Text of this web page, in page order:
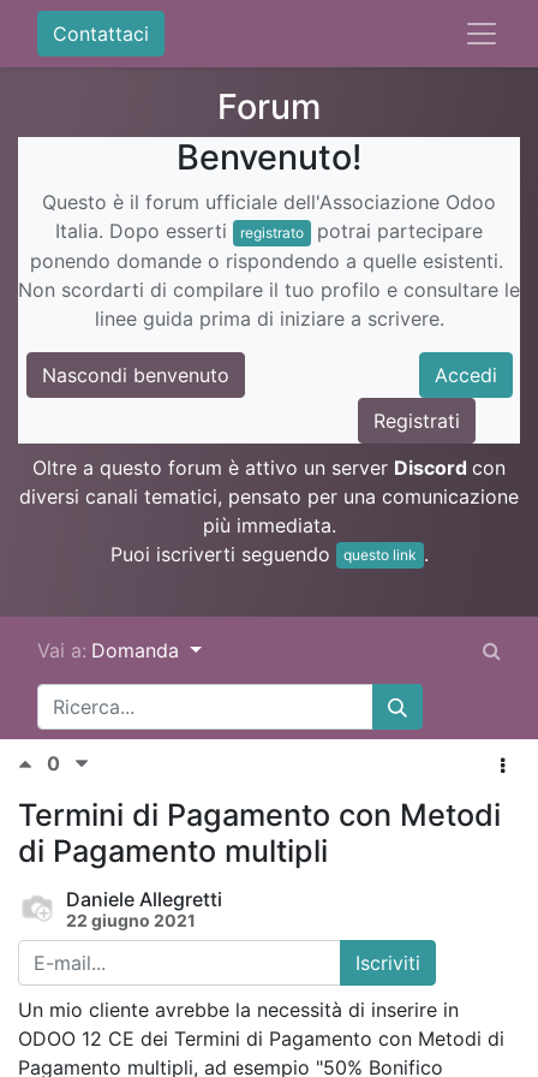
Contattaci
Forum
Benvenuto!
Questo è il forum ufficiale dell'Associazione Odoo
Italia. Dopo esserti
registrato
potrai partecipare
ponendo domande o rispondendo a quelle esistenti.
Non scordarti di compilare il tuo profilo e consultare le
linee guida prima di iniziare a scrivere.
Nascondi benvenuto
Accedi
Registrati
Oltre a questo forum è attivo un server Discord con
diversi canali tematici, pensato per una comunicazione
più immediata.
Puoi iscriverti seguendo
questo link .
Vai a: Domanda
0
Termini di Pagamento con Metodi
di Pagamento multipli
Daniele Allegretti
22 giugno 2021
Iscriviti
Un mio cliente avrebbe la necessità di inserire in
ODOO 12 CE dei Termini di Pagamento con Metodi di
Pagamento multipli, ad esempio "50% Bonifico